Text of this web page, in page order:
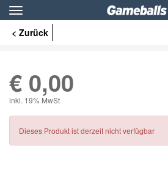
Toggle
navigation
< Zurück
€ 0,00
inkl. 19% MwSt
Dieses Produkt ist derzeit nicht verfügbar